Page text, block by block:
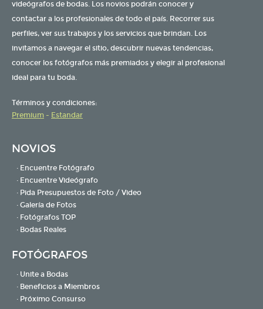
videógrafos de bodas. Los novios podrán conocer y
contactar a los profesionales de todo el país. Recorrer sus
perfiles, ver sus trabajos y los servicios que brindan. Los
invitamos a navegar el sitio, descubrir nuevas tendencias,
conocer los fotógrafos más premiados y elegir al profesional
ideal para tu boda.
Términos y condiciones:
Premium - Estandar
NOVIOS
· Encuentre Fotógrafo
· Encuentre Videógrafo
· Pida Presupuestos de Foto / Video
· Galería de Fotos
· Fotógrafos TOP
· Bodas Reales
FOTÓGRAFOS
· Unite a Bodas
· Beneficios a Miembros
· Próximo Consurso